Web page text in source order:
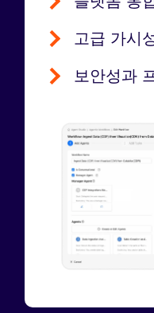
고급 가시
보안성과